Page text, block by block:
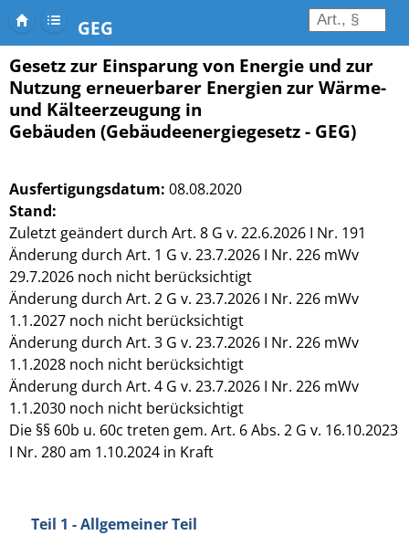
GEG
Gesetz zur Einsparung von Energie und zur
Nutzung erneuerbarer Energien zur Wärme-
und Kälteerzeugung in
Gebäuden (Gebäudeenergiegesetz - GEG)
Ausfertigungsdatum: 08.08.2020
Stand:
Zuletzt geändert durch Art. 8 G v. 22.6.2026 I Nr. 191
Änderung durch Art. 1 G v. 23.7.2026 I Nr. 226 mWv
29.7.2026 noch nicht berücksichtigt
Änderung durch Art. 2 G v. 23.7.2026 I Nr. 226 mWv
1.1.2027 noch nicht berücksichtigt
Änderung durch Art. 3 G v. 23.7.2026 I Nr. 226 mWv
1.1.2028 noch nicht berücksichtigt
Änderung durch Art. 4 G v. 23.7.2026 I Nr. 226 mWv
1.1.2030 noch nicht berücksichtigt
Die §§ 60b u. 60c treten gem. Art. 6 Abs. 2 G v. 16.10.2023
I Nr. 280 am 1.10.2024 in Kraft
Teil 1 - Allgemeiner Teil